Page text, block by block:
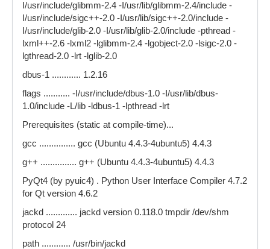
I/usr/include/glibmm-2.4 -I/usr/lib/glibmm-2.4/include -
I/usr/include/sigc++-2.0 -I/usr/lib/sigc++-2.0/include -
I/usr/include/glib-2.0 -I/usr/lib/glib-2.0/include -pthread -
lxml++-2.6 -lxml2 -lglibmm-2.4 -lgobject-2.0 -lsigc-2.0 -
lgthread-2.0 -lrt -lglib-2.0
dbus-1 ............ 1.2.16
flags ........... -I/usr/include/dbus-1.0 -I/usr/lib/dbus-
1.0/include -L/lib -ldbus-1 -lpthread -lrt
Prerequisites (static at compile-time)...
gcc ............... gcc (Ubuntu 4.4.3-4ubuntu5) 4.4.3
g++ ............... g++ (Ubuntu 4.4.3-4ubuntu5) 4.4.3
PyQt4 (by pyuic4) . Python User Interface Compiler 4.7.2
for Qt version 4.6.2
jackd ............. jackd version 0.118.0 tmpdir /dev/shm
protocol 24
path ............ /usr/bin/jackd